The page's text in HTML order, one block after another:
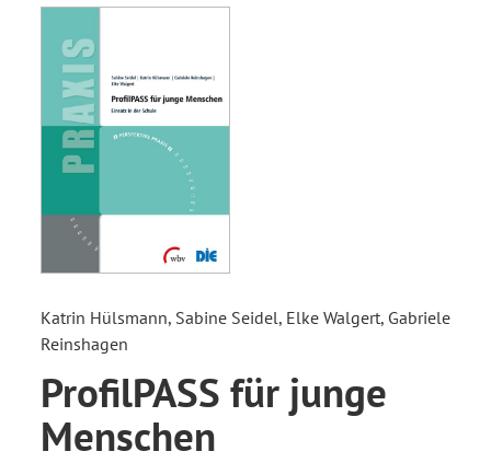
Katrin Hülsmann, Sabine Seidel, Elke Walgert, Gabriele
Reinshagen
ProfilPASS für junge
Menschen